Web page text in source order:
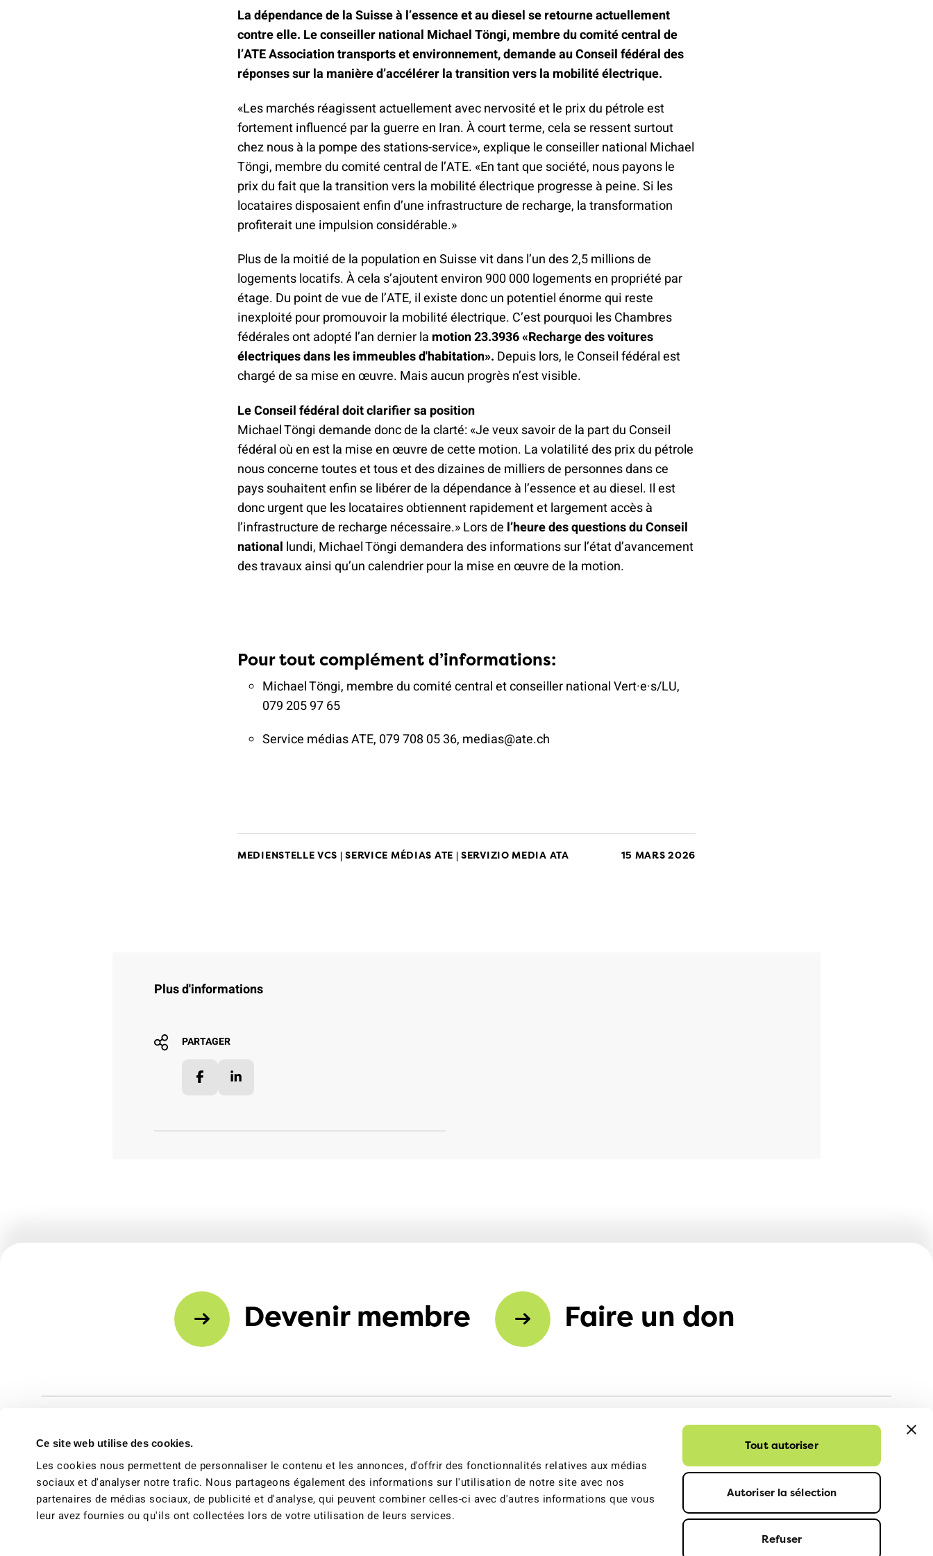
Ce site web utilise des cookies.
Les cookies nous permettent de personnaliser le contenu et les annonces, d'offrir des fonctionnalités relatives aux médias
sociaux et d'analyser notre trafic. Nous partageons également des informations sur l'utilisation de notre site avec nos
partenaires de médias sociaux, de publicité et d'analyse, qui peuvent combiner celles-ci avec d'autres informations que vous
leur avez fournies ou qu'ils ont collectées lors de votre utilisation de leurs services.
Tout autoriser
Autoriser la sélection
Refuser
d'assurances
La dépendance de la Suisse à l’essence et au diesel se retourne actuellement
contre elle. Le conseiller national Michael Töngi, membre du comité central de
l’ATE Association transports et environnement, demande au Conseil fédéral des
réponses sur la manière d’accélérer la transition vers la mobilité électrique.
«Les marchés réagissent actuellement avec nervosité et le prix du pétrole est
fortement influencé par la guerre en Iran. À court terme, cela se ressent surtout
chez nous à la pompe des stations-service», explique le conseiller national Michael
Töngi, membre du comité central de l’ATE. «En tant que société, nous payons le
prix du fait que la transition vers la mobilité électrique progresse à peine. Si les
locataires disposaient enfin d’une infrastructure de recharge, la transformation
profiterait une impulsion considérable.»
Plus de la moitié de la population en Suisse vit dans l’un des 2,5 millions de
logements locatifs. À cela s’ajoutent environ 900 000 logements en propriété par
étage. Du point de vue de l’ATE, il existe donc un potentiel énorme qui reste
inexploité pour promouvoir la mobilité électrique. C’est pourquoi les Chambres
fédérales ont adopté l’an dernier la motion 23.3936 «Recharge des voitures
électriques dans les immeubles d'habitation». Depuis lors, le Conseil fédéral est
chargé de sa mise en œuvre. Mais aucun progrès n’est visible.
Le Conseil fédéral doit clarifier sa position
Michael Töngi demande donc de la clarté: «Je veux savoir de la part du Conseil
fédéral où en est la mise en œuvre de cette motion. La volatilité des prix du pétrole
nous concerne toutes et tous et des dizaines de milliers de personnes dans ce
pays souhaitent enfin se libérer de la dépendance à l’essence et au diesel. Il est
donc urgent que les locataires obtiennent rapidement et largement accès à
l’infrastructure de recharge nécessaire.» Lors de l’heure des questions du Conseil
national lundi, Michael Töngi demandera des informations sur l’état d’avancement
des travaux ainsi qu’un calendrier pour la mise en œuvre de la motion.
Pour tout complément d’informations:
Michael Töngi, membre du comité central et conseiller national Vert·e·s/LU,
079 205 97 65
Service médias ATE, 079 708 05 36, medias@ate.ch
MEDIENSTELLE VCS | SERVICE MÉDIAS ATE | SERVIZIO MEDIA ATA 15 MARS 2026
Plus d'informations
PARTAGER
Facebook
Devenir membre Faire un don